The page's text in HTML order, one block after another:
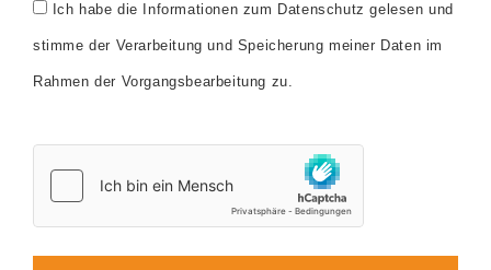
Ich habe die Informationen zum Datenschutz gelesen und
stimme der Verarbeitung und Speicherung meiner Daten im
Rahmen der Vorgangsbearbeitung zu.